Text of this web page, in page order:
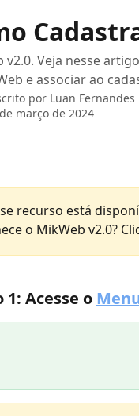
v2.0. Veja nesse
e associar ao
por Luan Fernandes
março de 2024
recurso está
o MikWeb v2.0?
1: Acesse o